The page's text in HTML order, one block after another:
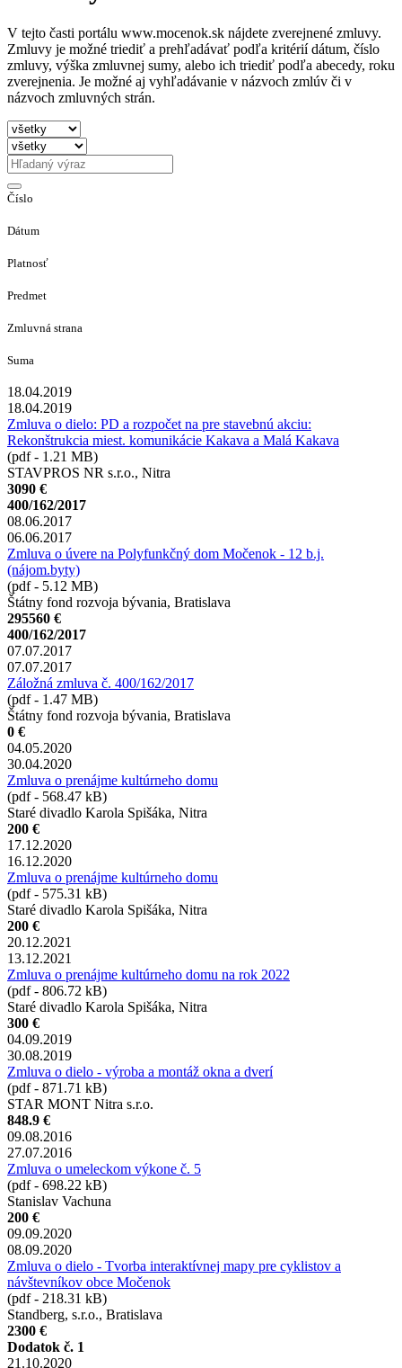
V tejto časti portálu www.mocenok.sk nájdete zverejnené zmluvy.
Zmluvy je možné triediť a prehľadávať podľa kritérií dátum, číslo
zmluvy, výška zmluvnej sumy, alebo ich triediť podľa abecedy, roku
zverejnenia. Je možné aj vyhľadávanie v názvoch zmlúv či v
názvoch zmluvných strán.
Číslo
Dátum
Platnosť
Predmet
Zmluvná strana
Suma
18.04.2019
18.04.2019
Zmluva o dielo: PD a rozpočet na pre stavebnú akciu:
Rekonštrukcia miest. komunikácie Kakava a Malá Kakava
(pdf - 1.21 MB)
STAVPROS NR s.r.o., Nitra
3090 €
400/162/2017
08.06.2017
06.06.2017
Zmluva o úvere na Polyfunkčný dom Močenok - 12 b.j.
(nájom.byty)
(pdf - 5.12 MB)
Štátny fond rozvoja bývania, Bratislava
295560 €
400/162/2017
07.07.2017
07.07.2017
Záložná zmluva č. 400/162/2017
(pdf - 1.47 MB)
Štátny fond rozvoja bývania, Bratislava
0 €
04.05.2020
30.04.2020
Zmluva o prenájme kultúrneho domu
(pdf - 568.47 kB)
Staré divadlo Karola Spišáka, Nitra
200 €
17.12.2020
16.12.2020
Zmluva o prenájme kultúrneho domu
(pdf - 575.31 kB)
Staré divadlo Karola Spišáka, Nitra
200 €
20.12.2021
13.12.2021
Zmluva o prenájme kultúrneho domu na rok 2022
(pdf - 806.72 kB)
Staré divadlo Karola Spišáka, Nitra
300 €
04.09.2019
30.08.2019
Zmluva o dielo - výroba a montáž okna a dverí
(pdf - 871.71 kB)
STAR MONT Nitra s.r.o.
848.9 €
09.08.2016
27.07.2016
Zmluva o umeleckom výkone č. 5
(pdf - 698.22 kB)
Stanislav Vachuna
200 €
09.09.2020
08.09.2020
Zmluva o dielo - Tvorba interaktívnej mapy pre cyklistov a
návštevníkov obce Močenok
(pdf - 218.31 kB)
Standberg, s.r.o., Bratislava
2300 €
Dodatok č. 1
21.10.2020